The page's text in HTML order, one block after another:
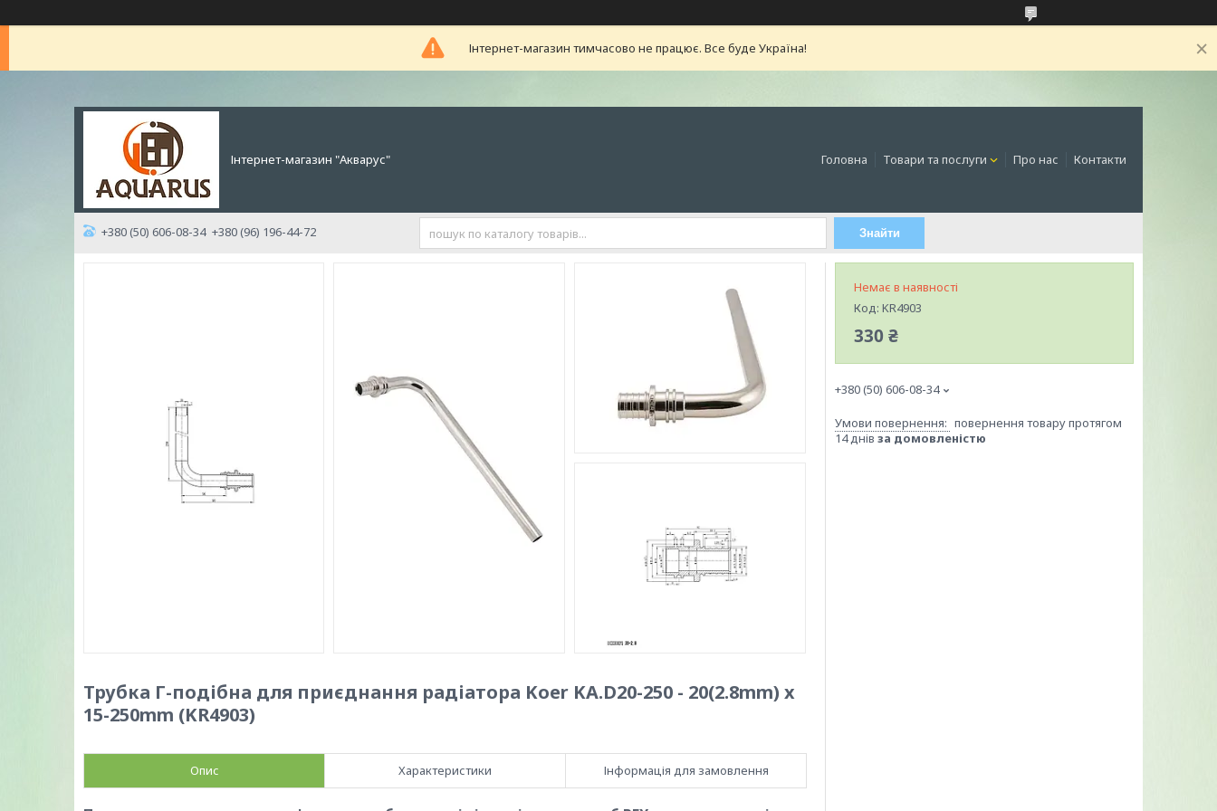
Інтернет-магазин тимчасово не працює. Все буде Україна!
Інтернет-магазин "Акварус" Головна Товари та послуги Про нас Контакти
+380 (50) 606-08-34 +380 (96) 196-44-72 Знайти
Трубка Г-подібна для приєднання радіатора Koer KA.D20-250 - 20(2.8mm) x
15-250mm (KR4903)
Опис Характеристики Інформація для замовлення
Немає в наявності
Код: KR4903
330 ₴
+380 (50) 606-08-34
повернення товару протягом
14 днів за домовленістю